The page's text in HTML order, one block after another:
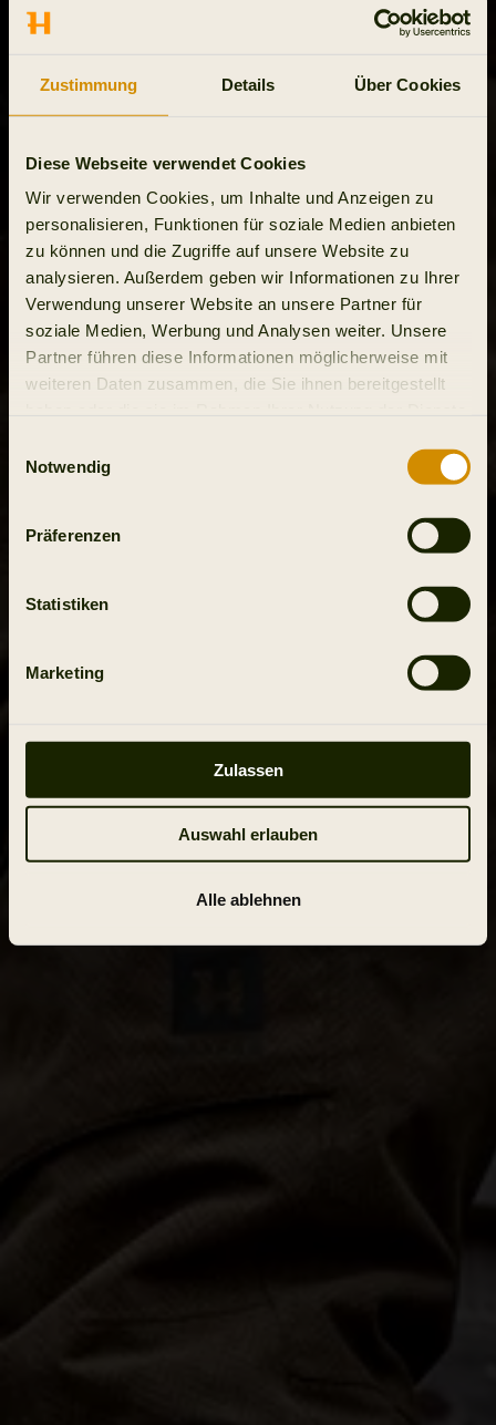
Zustimmung Details Über Cookies
Diese Webseite verwendet Cookies
Wir verwenden Cookies, um Inhalte und Anzeigen zu
personalisieren, Funktionen für soziale Medien anbieten
zu können und die Zugriffe auf unsere Website zu
analysieren. Außerdem geben wir Informationen zu Ihrer
Verwendung unserer Website an unsere Partner für
soziale Medien, Werbung und Analysen weiter. Unsere
Partner führen diese Informationen möglicherweise mit
weiteren Daten zusammen, die Sie ihnen bereitgestellt
Notwendig
Präferenzen
Statistiken
Marketing
Zulassen
Auswahl erlauben
Alle ablehnen